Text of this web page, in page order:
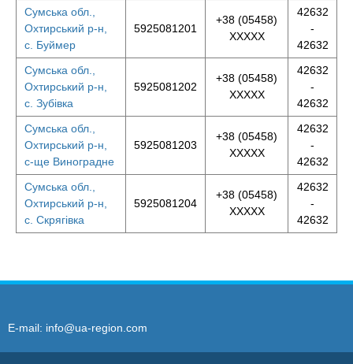
Сумська обл.,
Охтирський р-н,
с. Буймер
5925081201
+38 (05458)
XXXXX
42632
-
42632
Сумська обл.,
Охтирський р-н,
с. Зубівка
5925081202
+38 (05458)
XXXXX
42632
-
42632
Сумська обл.,
Охтирський р-н,
с-ще Виноградне
5925081203
+38 (05458)
XXXXX
42632
-
42632
Сумська обл.,
Охтирський р-н,
с. Скрягівка
5925081204
+38 (05458)
XXXXX
42632
-
42632
E-mail: info@ua-region.com